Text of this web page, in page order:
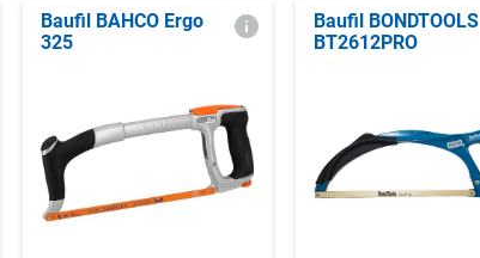
Baufil BAHCO Ergo
325
Baufil BONDTOOLS
BT2612PRO